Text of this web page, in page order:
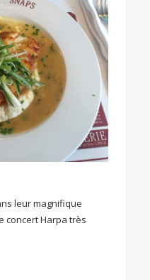
leur magnifique
concert Harpa très